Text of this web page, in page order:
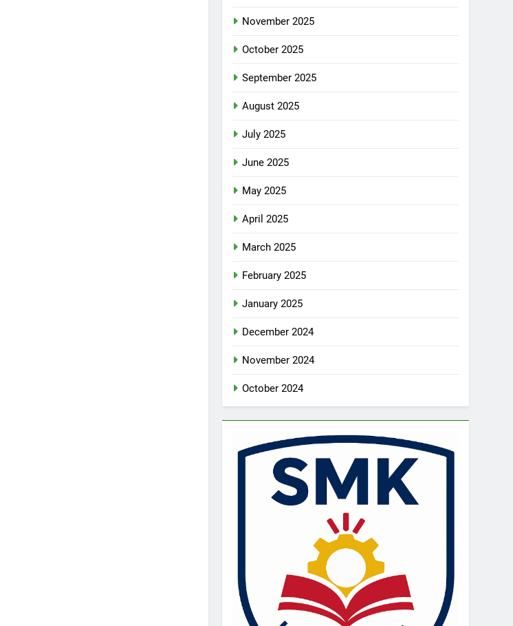
November 2025
October 2025
September 2025
August 2025
July 2025
June 2025
May 2025
April 2025
March 2025
February 2025
January 2025
December 2024
November 2024
October 2024